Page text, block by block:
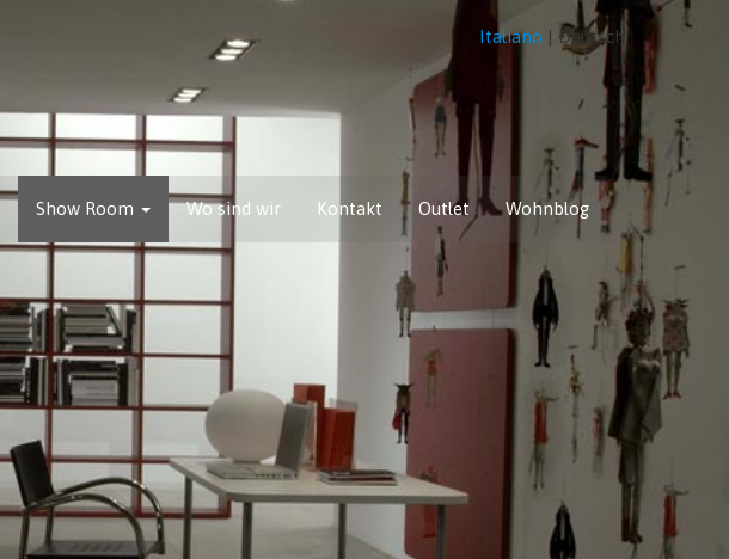
Italiano | Deutsch
Show Room Wo sind wir Kontakt Outlet Wohnblog